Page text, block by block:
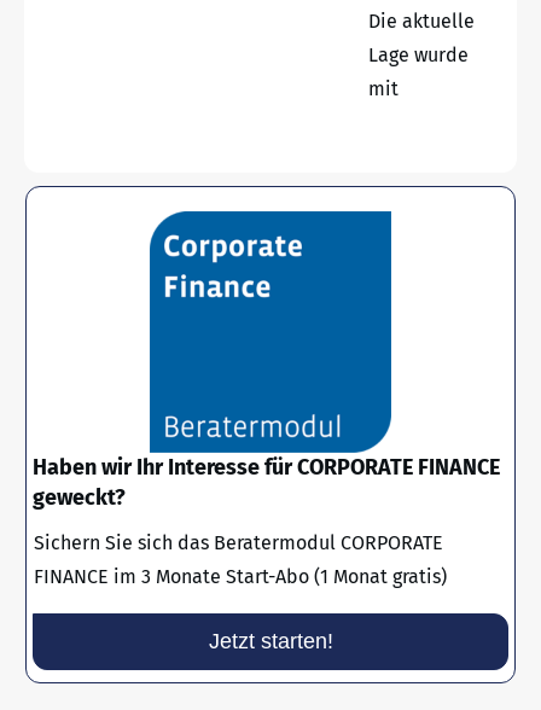
Die aktuelle
Lage wurde
mit
Haben wir Ihr Interesse für CORPORATE FINANCE
geweckt?
Sichern Sie sich das Beratermodul CORPORATE
FINANCE im 3 Monate Start-Abo (1 Monat gratis)
Jetzt starten!